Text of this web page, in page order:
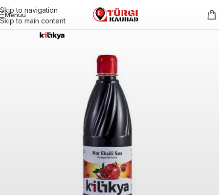
Skip to navigation
Skip to main content
Menüü